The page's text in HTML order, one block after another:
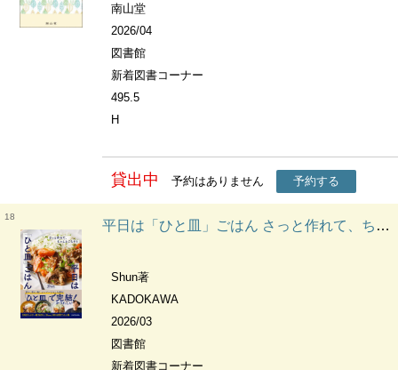
南山堂
2026/04
図書館
新着図書コーナー
495.5
H
貸出中 予約はありません 予約する
18
平日は「ひと皿」ごはん さっと作れて、ちゃんとごちそう
Shun著
KADOKAWA
2026/03
図書館
新着図書コーナー